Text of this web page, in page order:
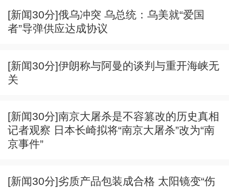
[新闻30分]俄乌冲突 乌总统：乌美就“爱国
者”导弹供应达成协议
[新闻30分]伊朗称与阿曼的谈判与重开海峡无
关
[新闻30分]南京大屠杀是不容篡改的历史真相
记者观察 日本长崎拟将“南京大屠杀”改为“南
京事件”
[新闻30分]劣质产品包装成合格 太阳镜变“伤